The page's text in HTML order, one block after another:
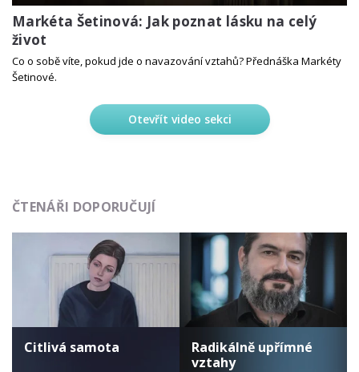
Markéta Šetinová: Jak poznat lásku na celý
život
Co o sobě víte, pokud jde o navazování vztahů? Přednáška Markéty
Šetinové.
Otevřít video sekci
ČTENÁŘI DOPORUČUJÍ
Citlivá samota
Radikálně upřímné
vztahy